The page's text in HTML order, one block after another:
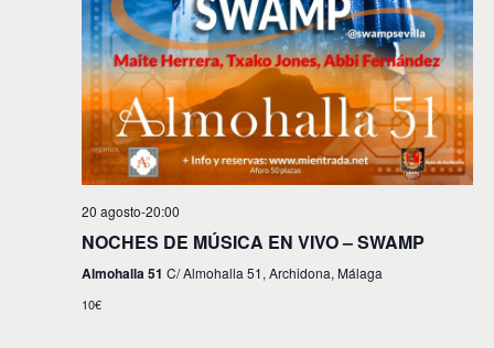
20 agosto-20:00
NOCHES DE MÚSICA EN VIVO – SWAMP
Almohalla 51 C/ Almohalla 51, Archidona, Málaga
10€